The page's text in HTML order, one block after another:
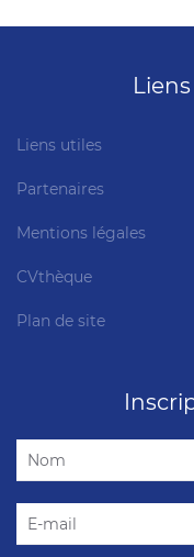
Liens utiles
Partenaires
Mentions légales
CVthèque
Plan de site